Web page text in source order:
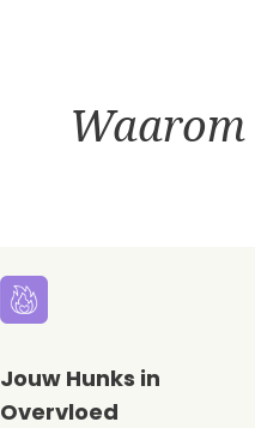
Waarom
Jouw Hunks in
Overvloed